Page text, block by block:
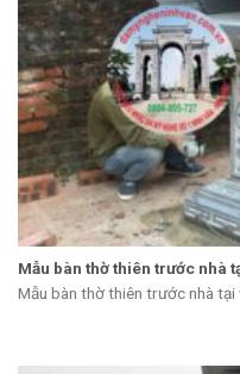
Mẫu bàn thờ thiên trước nhà
Mẫu bàn thờ thiên trước nhà tại